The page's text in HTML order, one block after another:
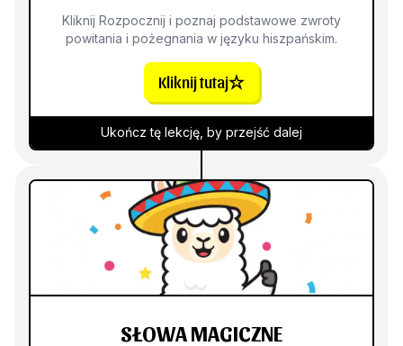
Kliknij Rozpocznij i poznaj podstawowe zwroty
powitania i pożegnania w języku hiszpańskim.
Kliknij tutaj
Ukończ tę lekcję, by przejść dalej
SŁOWA MAGICZNE